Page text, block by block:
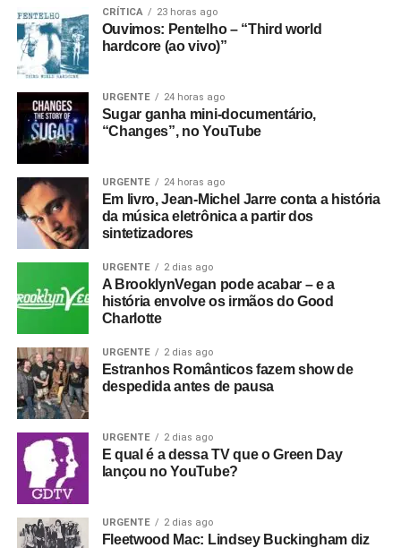
CRÍTICA 23 horas ago
Ouvimos: Pentelho – “Third world
hardcore (ao vivo)”
URGENTE 24 horas ago
Sugar ganha mini-documentário,
“Changes”, no YouTube
URGENTE 24 horas ago
Em livro, Jean-Michel Jarre conta a história
da música eletrônica a partir dos
sintetizadores
URGENTE 2 dias ago
A BrooklynVegan pode acabar – e a
história envolve os irmãos do Good
Charlotte
URGENTE 2 dias ago
Estranhos Românticos fazem show de
despedida antes de pausa
URGENTE 2 dias ago
E qual é a dessa TV que o Green Day
lançou no YouTube?
URGENTE 2 dias ago
Fleetwood Mac: Lindsey Buckingham diz